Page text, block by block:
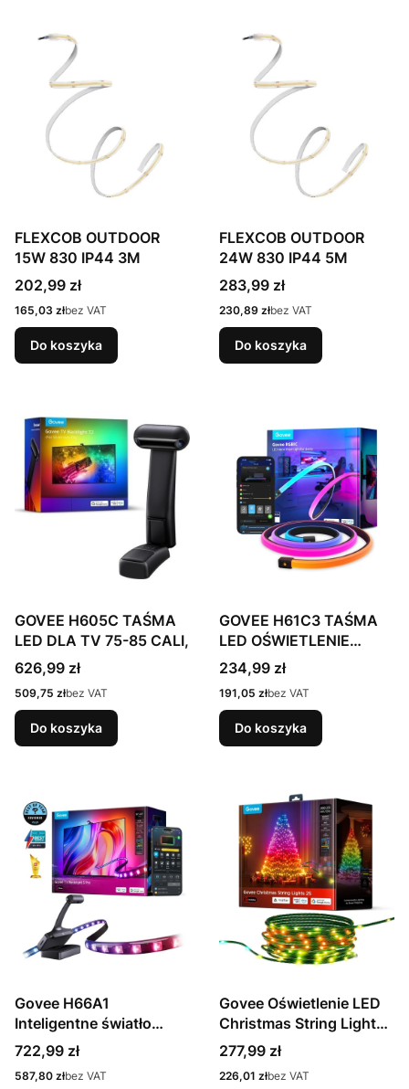
FLEXCOB OUTDOOR
15W 830 IP44 3M
Cena
202,99 zł
Cena
165,03 złbez VAT
Do koszyka
FLEXCOB OUTDOOR
24W 830 IP44 5M
Cena
283,99 zł
Cena
230,89 złbez VAT
Do koszyka
GOVEE H605C TAŚMA
LED DLA TV 75-85 CALI,
Cena
626,99 zł
Cena
509,75 złbez VAT
Do koszyka
GOVEE H61C3 TAŚMA
LED OŚWIETLENIE
BIURKA, RGBIC
Cena
234,99 zł
Cena
191,05 złbez VAT
Do koszyka
Govee H66A1
Inteligentne światło
paska Wi-Fi/Bluetooth
Cena
722,99 zł
Cena
587,80 złbez VAT
Govee Oświetlenie LED
Christmas String Lights
2S 20m H80C4C41
Cena
277,99 zł
Cena
226,01 złbez VAT